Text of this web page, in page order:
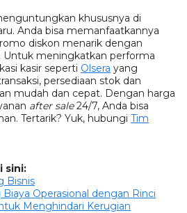
khususnya di
Anda bisa memanfaatkannya
diskon menarik dengan
Untuk meningkatkan performa
kasir seperti Olsera yang
persediaan stok dan
mudah dan cepat. Dengan harga
after sale24/7, Anda bisa
Tertarik? Yuk, hubungi Tim
sini:
Bisnis
Operasional dengan Rinci
Menghindari Kerugian